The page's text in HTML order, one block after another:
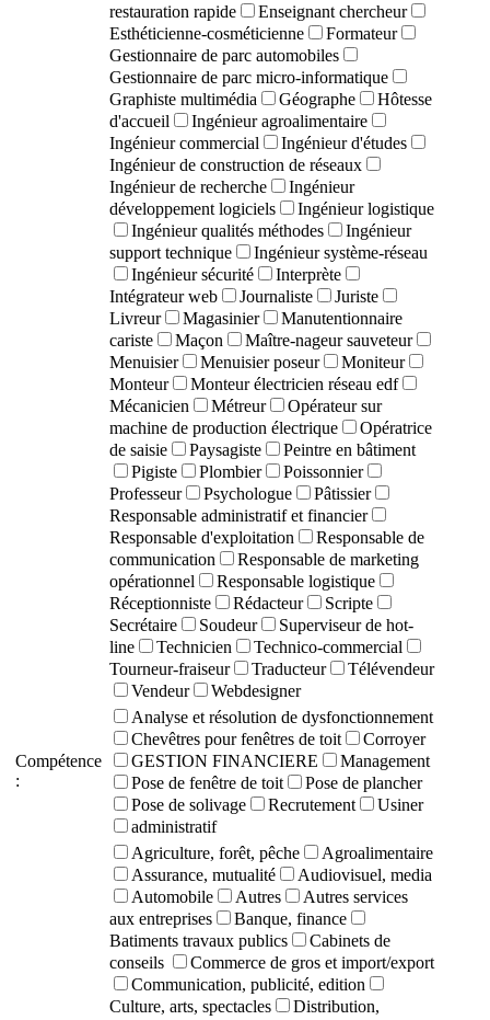
restauration rapide
Enseignant chercheur
Esthéticienne-cosméticienne
Formateur
Gestionnaire de parc automobiles
Gestionnaire de parc micro-informatique
Graphiste multimédia
Géographe
Hôtesse
d'accueil
Ingénieur agroalimentaire
Ingénieur commercial
Ingénieur d'études
Ingénieur de construction de réseaux
Ingénieur de recherche
Ingénieur
développement logiciels
Ingénieur logistique
Ingénieur qualités méthodes
Ingénieur
support technique
Ingénieur système-réseau
Ingénieur sécurité
Interprète
Intégrateur web
Journaliste
Juriste
Livreur
Magasinier
Manutentionnaire
cariste
Maçon
Maître-nageur sauveteur
Menuisier
Menuisier poseur
Moniteur
Monteur
Monteur électricien réseau edf
Mécanicien
Métreur
Opérateur sur
machine de production électrique
Opératrice
de saisie
Paysagiste
Peintre en bâtiment
Pigiste
Plombier
Poissonnier
Professeur
Psychologue
Pâtissier
Responsable administratif et financier
Responsable d'exploitation
Responsable de
communication
Responsable de marketing
opérationnel
Responsable logistique
Réceptionniste
Rédacteur
Scripte
Secrétaire
Soudeur
Superviseur de hot-
line
Technicien
Technico-commercial
Tourneur-fraiseur
Traducteur
Télévendeur
Vendeur
Webdesigner
Compétence
:
Analyse et résolution de dysfonctionnement
Chevêtres pour fenêtres de toit
Corroyer
GESTION FINANCIERE
Management
Pose de fenêtre de toit
Pose de plancher
Pose de solivage
Recrutement
Usiner
administratif
Agriculture, forêt, pêche
Agroalimentaire
Assurance, mutualité
Audiovisuel, media
Automobile
Autres
Autres services
aux entreprises
Banque, finance
Batiments travaux publics
Cabinets de
conseils
Commerce de gros et import/export
Communication, publicité, edition
Culture, arts, spectacles
Distribution,